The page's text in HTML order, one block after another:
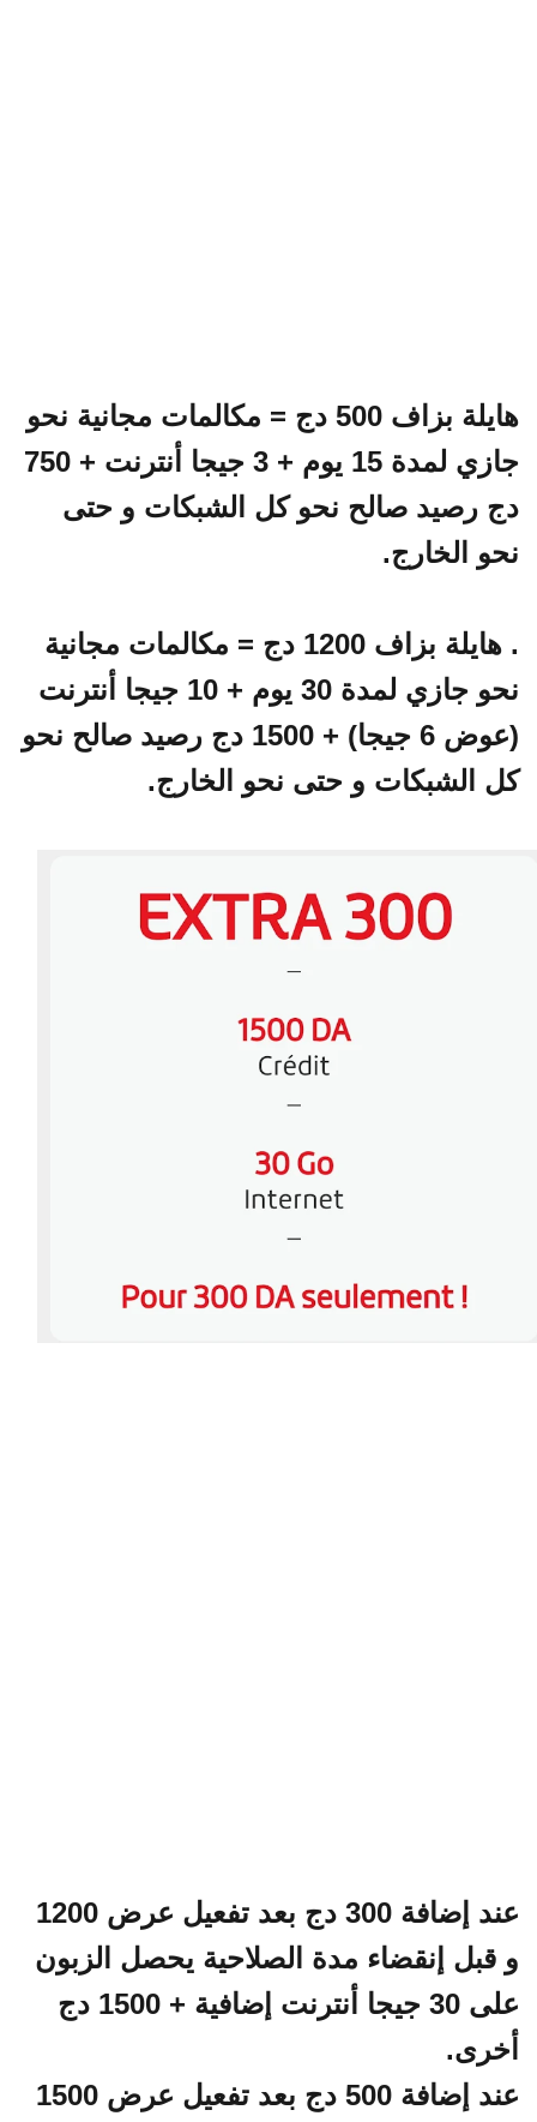
هايلة بزاف 500 دج = مكالمات مجانية نحو
جازي لمدة 15 يوم + 3 جيجا أنترنت + 750
دج رصيد صالح نحو كل الشبكات و حتى
نحو الخارج.
. هايلة بزاف 1200 دج = مكالمات مجانية
نحو جازي لمدة 30 يوم + 10 جيجا أنترنت
(عوض 6 جيجا) + 1500 دج رصيد صالح نحو
كل الشبكات و حتى نحو الخارج.
عند إضافة 300 دج بعد تفعيل عرض 1200
و قبل إنقضاء مدة الصلاحية يحصل الزبون
على 30 جيجا أنترنت إضافية + 1500 دج
أخرى.
عند إضافة 500 دج بعد تفعيل عرض 1500